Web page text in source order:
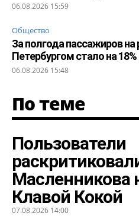
06.08.2026 15:59
Общество
За полгода пассажиров
Петербургом стало на
06.08.2026 15:48
По теме
Пользователи
Масленникова
Клавой Кокой
07.08.2026 14:00